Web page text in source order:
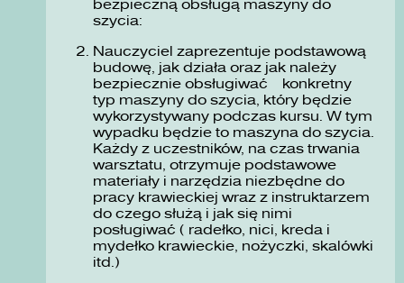
bezpieczną obsługą maszyny do
szycia:
Nauczyciel zaprezentuje podstawową
budowę, jak działa oraz jak należy
bezpiecznie obsługiwać konkretny
typ maszyny do szycia, który będzie
wykorzystywany podczas kursu. W tym
wypadku będzie to maszyna do szycia.
Każdy z uczestników, na czas trwania
warsztatu, otrzymuje podstawowe
materiały i narzędzia niezbędne do
pracy krawieckiej wraz z instruktarzem
do czego służą i jak się nimi
posługiwać ( radełko, nici, kreda i
mydełko krawieckie, nożyczki, skalówki
itd.)